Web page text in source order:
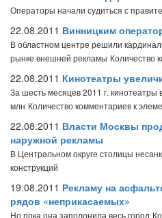
Операторы начали судиться с
22.08.2011 Винницким
В областном центре решили
рынке внешней рекламы Количество
22.08.2011 Кинотеатры
За шесть месяцев 2011 г.
млн Количество комментариев к
22.08.2011 Власти Москвы
наружной рекламы
В Центральном округе столицы
конструкций
19.08.2011 Рекламу на
рядов «неприкасаемых»
Но пока она заполонила весь город